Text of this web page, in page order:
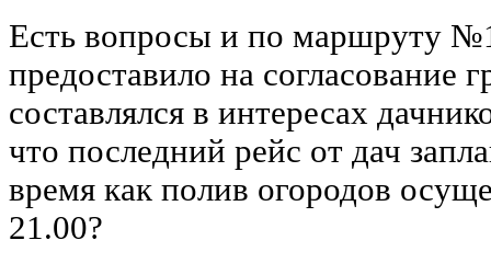
Есть вопросы и по маршруту
предоставило на согласование
составлялся в интересах
что последний рейс от дач
время как полив огородов
21.00?